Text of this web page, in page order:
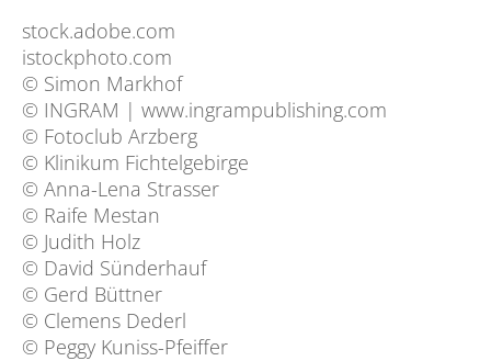
stock.adobe.com
istockphoto.com
© Simon Markhof
© INGRAM | www.ingrampublishing.com
© Fotoclub Arzberg
© Klinikum Fichtelgebirge
© Anna-Lena Strasser
© Raife Mestan
© Judith Holz
© David Sünderhauf
© Gerd Büttner
© Clemens Dederl
© Peggy Kuniss-Pfeiffer